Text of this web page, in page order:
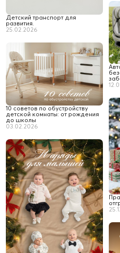
Детский транспорт для
развития.
25.02.2026
10 советов по обустройству
детской комнаты: от рождения
до школы
03.02.2026